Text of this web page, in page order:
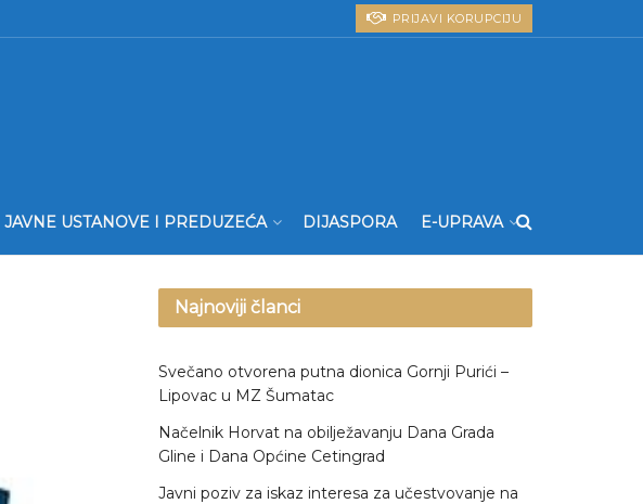
PRIJAVI KORUPCIJU
JAVNE USTANOVE I PREDUZEĆA DIJASPORA E-UPRAVA
Najnoviji članci
Svečano otvorena putna dionica Gornji Purići –
Lipovac u MZ Šumatac
Načelnik Horvat na obilježavanju Dana Grada
Gline i Dana Općine Cetingrad
Javni poziv za iskaz interesa za učestvovanje na